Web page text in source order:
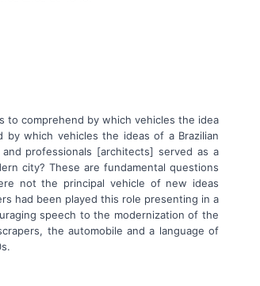
to comprehend by which vehicles the idea
which vehicles the ideas of a Brazilian
professionals [architects] served as a
city? These are fundamental questions
not the principal vehicle of new ideas
had been played this role presenting in a
speech to the modernization of the
the automobile and a language of